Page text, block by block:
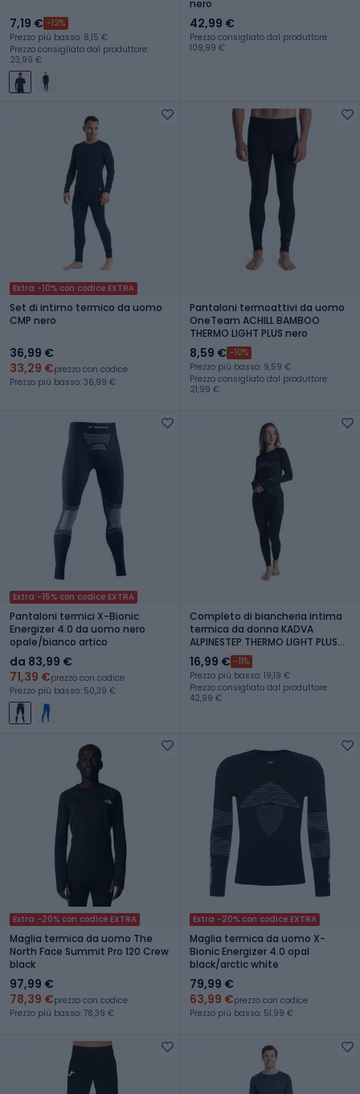
7,19 € -12%
Prezzo più basso: 8,15 €
Prezzo consigliato dal produttore:
23,99 €
nero
42,99 €
Prezzo consigliato dal produttore:
109,99 €
Extra -10% con codice EXTRA
Set di intimo termico da uomo
CMP nero
36,99 €
33,29 €prezzo con codice
Prezzo più basso: 36,99 €
Pantaloni termoattivi da uomo
OneTeam ACHILL BAMBOO
THERMO LIGHT PLUS nero
8,59 € -10%
Prezzo più basso: 9,59 €
Prezzo consigliato dal produttore:
21,99 €
Extra -15% con codice EXTRA
Pantaloni termici X-Bionic
Energizer 4.0 da uomo nero
opale/bianco artico
da 83,99 €
71,39 €prezzo con codice
Prezzo più basso: 50,39 €
Completo di biancheria intima
termica da donna KADVA
ALPINESTEP THERMO LIGHT PLUS
senza cuciture nero
16,99 € -11%
Prezzo più basso: 19,19 €
Prezzo consigliato dal produttore:
42,99 €
Extra -20% con codice EXTRA
Maglia termica da uomo The
North Face Summit Pro 120 Crew
black
97,99 €
78,39 €prezzo con codice
Prezzo più basso: 78,39 €
Extra -20% con codice EXTRA
Maglia termica da uomo X-
Bionic Energizer 4.0 opal
black/arctic white
79,99 €
63,99 €prezzo con codice
Prezzo più basso: 51,99 €